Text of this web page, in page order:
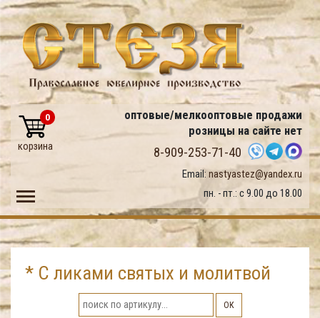
оптовые/мелкооптовые продажи
розницы на сайте нет
8-909-253-71-40
Email: nastyastez@yandex.ru
пн. - пт.: с 9.00 до 18.00
0
корзина
Toggle main menu visibility
* С ликами святых и молитвой
ОК